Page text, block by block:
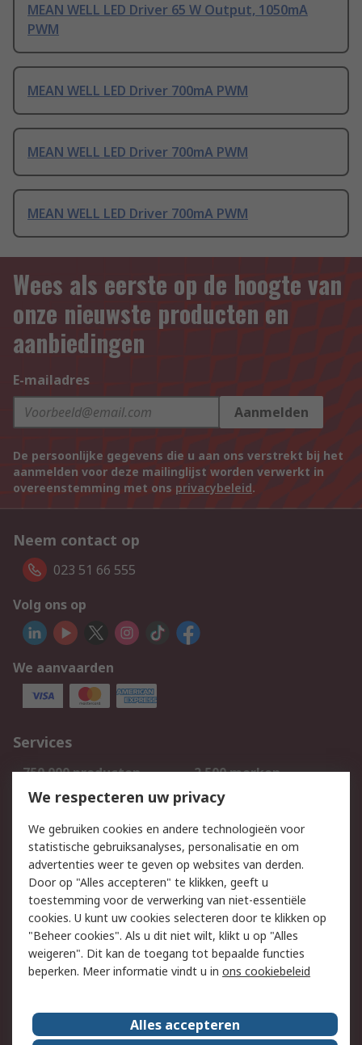
MEAN WELL LED Driver 65 W Output, 1050mA
PWM
MEAN WELL LED Driver 700mA PWM
MEAN WELL LED Driver 700mA PWM
MEAN WELL LED Driver 700mA PWM
Wees als eerste op de hoogte van
onze nieuwste producten en
aanbiedingen
E-mailadres
Aanmelden
De persoonlijke gegevens die u aan ons verstrekt bij het
aanmelden voor deze mailinglijst worden verwerkt in
overeenstemming met ons privacybeleid.
Neem contact op
023 51 66 555
Volg ons op
We aanvaarden
Services
750.000 producten
2.500 merken
Bestellen
Inkoopoplossingen
Track & Trace
Wettelijk
Cookiebeleid
Email veiligheid
Privacybeleid
Websitevoorwaarden
Algemene
verkoopvoorwaarden
Over RS
We respecteren uw privacy
We gebruiken cookies en andere technologieën voor
statistische gebruiksanalyses, personalisatie en om
advertenties weer te geven op websites van derden.
Door op "Alles accepteren" te klikken, geeft u
toestemming voor de verwerking van niet-essentiële
cookies. U kunt uw cookies selecteren door te klikken op
"Beheer cookies". Als u dit niet wilt, klikt u op "Alles
weigeren". Dit kan de toegang tot bepaalde functies
beperken. Meer informatie vindt u in ons cookiebeleid
Alles accepteren